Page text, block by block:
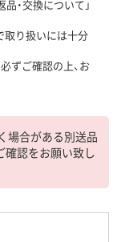
・交換について」
取り扱いには十分
必ずご確認の上、お
場合がある別送品
確認をお願い致し